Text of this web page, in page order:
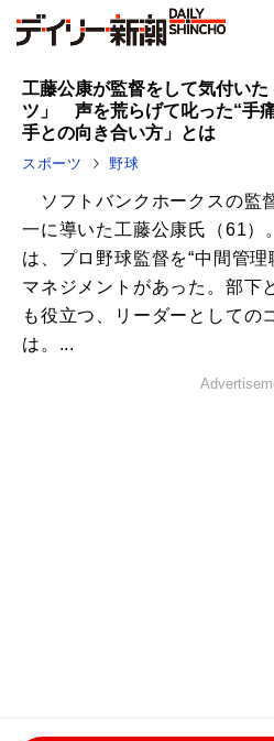
工藤公康が監督をして気付い
ツ」 声を荒らげて叱った“手
手との向き合い方」とは
スポーツ 野球
ソフトバンクホークスの監
一に導いた工藤公康氏（61）
は、プロ野球監督を“中間管
マネジメントがあった。部下
も役立つ、リーダーとしての
は。...